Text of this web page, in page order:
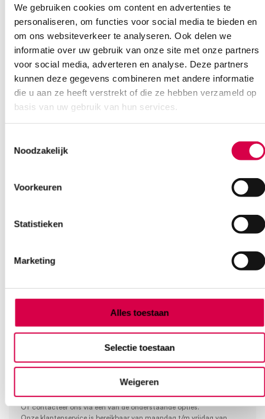
We gebruiken cookies om content en advertenties te
personaliseren, om functies voor social media te bieden en
om ons websiteverkeer te analyseren. Ook delen we
informatie over uw gebruik van onze site met onze partners
voor social media, adverteren en analyse. Deze partners
kunnen deze gegevens combineren met andere informatie
die u aan ze heeft verstrekt of die ze hebben verzameld op
basis van uw gebruik van hun services.
Noodzakelijk
Voorkeuren
Statistieken
Marketing
Alles toestaan
Selectie toestaan
Weigeren
Zonder klemring
Per stuk
(24 per omdoos)
Aantal 1 stuk
Kleur
Beoordelingen (0)
Wees de eerste om “Leukosilk hechtpleister, 1.25cm x 9.2m (1)” te
Waarom Medische Artikelen?
Heb je een vraag?
Anca helpt je!
Vind je antwoord snel en makkelijk op onze klantenservice pagina.
Of contacteer ons via een van de onderstaande opties.